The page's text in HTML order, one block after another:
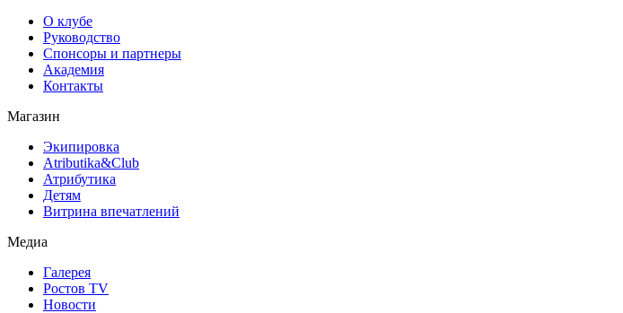
О клубе
Руководство
Спонсоры и партнеры
Академия
Контакты
Магазин
Экипировка
Atributika&Club
Атрибутика
Детям
Витрина впечатлений
Медиа
Галерея
Ростов TV
Новости